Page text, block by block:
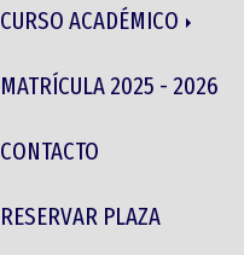
CURSO ACADÉMICO
MATRÍCULA 2025 - 2026
CONTACTO
RESERVAR PLAZA